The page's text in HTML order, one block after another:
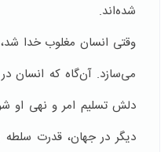
شده‌اند.
وقتی انسان مغلوب خدا
می‌سازد. آن‌گاه که انسان
دلش تسلیم امر و نهی او
دیگر در جهان، قدرت سلطه